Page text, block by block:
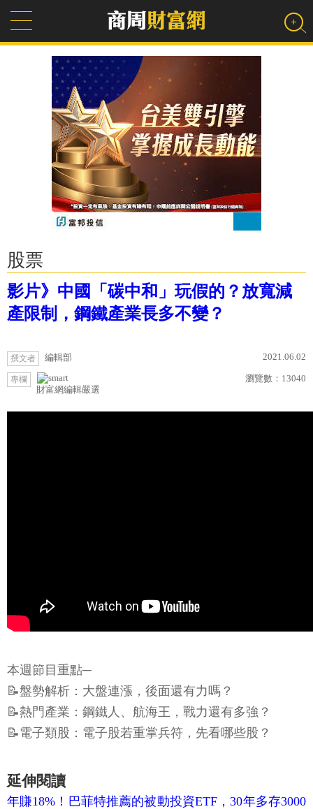
股票
影片》中國「碳中和」玩假的？放寬減
產限制，鋼鐵產業長多不變？
撰文者 編輯部 2021.06.02
專欄
財富網編輯嚴選
瀏覽數： 13040
本週節目重點─
📝盤勢解析：大盤連漲，後面還有力嗎？
📝熱門產業：鋼鐵人、航海王，戰力還有多強？
📝電子類股：電子股若重掌兵符，先看哪些股？
延伸閱讀
年賺18%！巴菲特推薦的被動投資ETF，30年多存3000